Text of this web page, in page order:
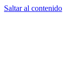
Saltar al contenido